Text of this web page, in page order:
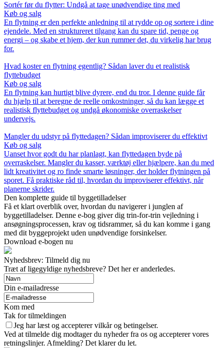
Sortér før du flytter: Undgå at tage unødvendige ting med
Køb og salg
En flytning er den perfekte anledning til at rydde op og sortere i dine
ejendele. Med en struktureret tilgang kan du spare tid, penge og
energi – og skabe et hjem, der kun rummer det, du virkelig har brug
for.
Hvad koster en flytning egentlig? Sådan laver du et realistisk
flyttebudget
Køb og salg
En flytning kan hurtigt blive dyrere, end du tror. I denne guide får
du hjælp til at beregne de reelle omkostninger, så du kan lægge et
realistisk flyttebudget og undgå økonomiske overraskelser
undervejs.
Mangler du udstyr på flyttedagen? Sådan improviserer du effektivt
Køb og salg
Uanset hvor godt du har planlagt, kan flyttedagen byde på
overraskelser. Mangler du kasser, værktøj eller hjælpere, kan du med
lidt kreativitet og ro finde smarte løsninger, der holder flytningen på
sporet. Få praktiske råd til, hvordan du improviserer effektivt, når
planerne skrider.
Den komplette guide til byggetilladelser
Få et klart overblik over, hvordan du navigerer i junglen af
byggetilladelser. Denne e-bog giver dig trin-for-trin vejledning i
ansøgningsprocessen, krav og tidsrammer, så du kan komme i gang
med dit byggeprojekt uden unødvendige forsinkelser.
Download e-bogen nu
Nyhedsbrev: Tilmeld dig nu
Træt af ligegyldige nyhedsbreve? Det her er anderledes.
Din e-mailadresse
Kom med
Tak for tilmeldingen
Jeg har læst og accepterer vilkår og betingelser.
Ved at tilmelde dig modtager du nyheder fra os og accepterer vores
retningslinjer. Afmelding? Det klarer du let.